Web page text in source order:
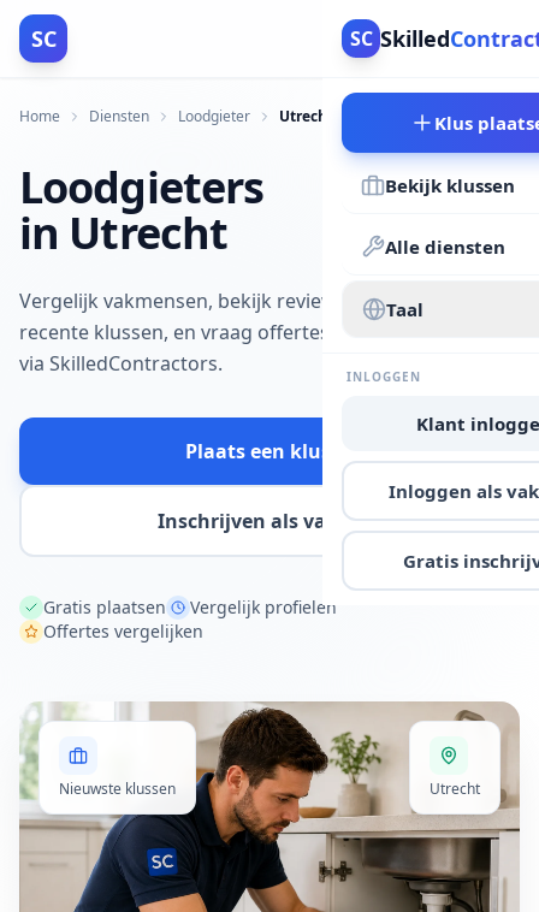
SC SC Skilled
Klus
Bekijk klussen
Alle diensten
Taal
INLOGGEN
Klant
Inloggen als
Gratis
Home Diensten Loodgieter Utrecht
Loodgieters
in Utrecht
Vergelijk vakmensen, bekijk reviews en
recente klussen, en vraag offertes aan
via SkilledContractors.
Plaats een klus
Inschrijven als vakman
Gratis plaatsen
Vergelijk profielen
Offertes vergelijken
Nieuwste klussen Utrecht